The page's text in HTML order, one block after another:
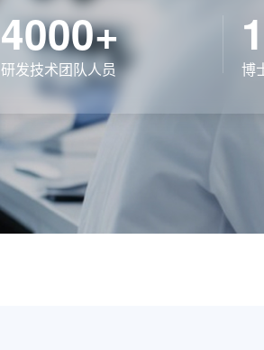
4000+
研发技术团队人员 博